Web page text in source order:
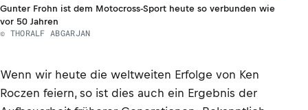
Gunter Frohn ist dem Motocross-Sport heute so verbunden wie
vor 50 Jahren
© THORALF ABGARJAN
Wenn wir heute die weltweiten Erfolge von Ken
Roczen feiern, so ist dies auch ein Ergebnis der